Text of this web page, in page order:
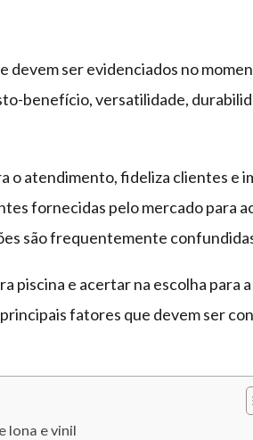
ser evidenciados no
benefício, versatilidade,
o atendimento, fideliza clientes e
fornecidas pelo mercado para
são frequentemente
piscina e acertar na escolha para
fatores que devem ser
lona e vinil